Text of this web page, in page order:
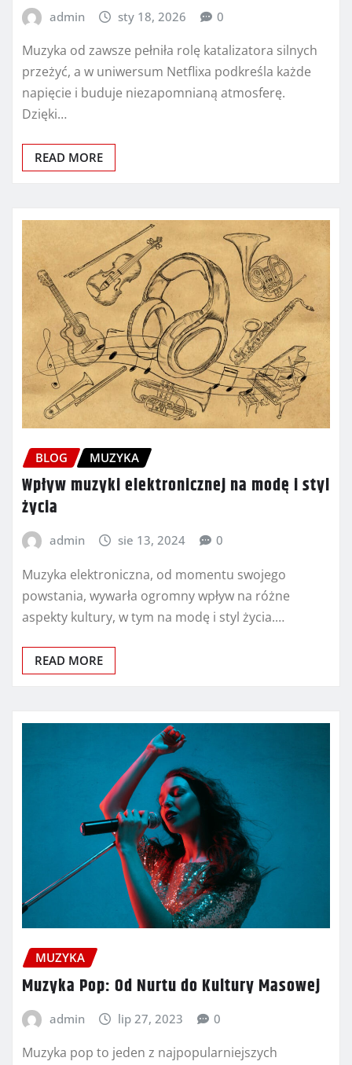
admin sty 18, 2026 0
Muzyka od zawsze pełniła rolę katalizatora silnych
przeżyć, a w uniwersum Netflixa podkreśla każde
napięcie i buduje niezapomnianą atmosferę.
Dzięki…
READ MORE
BLOG MUZYKA
Wpływ muzyki elektronicznej na modę i styl
życia
admin sie 13, 2024 0
Muzyka elektroniczna, od momentu swojego
powstania, wywarła ogromny wpływ na różne
aspekty kultury, w tym na modę i styl życia.…
READ MORE
MUZYKA
Muzyka Pop: Od Nurtu do Kultury Masowej
admin lip 27, 2023 0
Muzyka pop to jeden z najpopularniejszych